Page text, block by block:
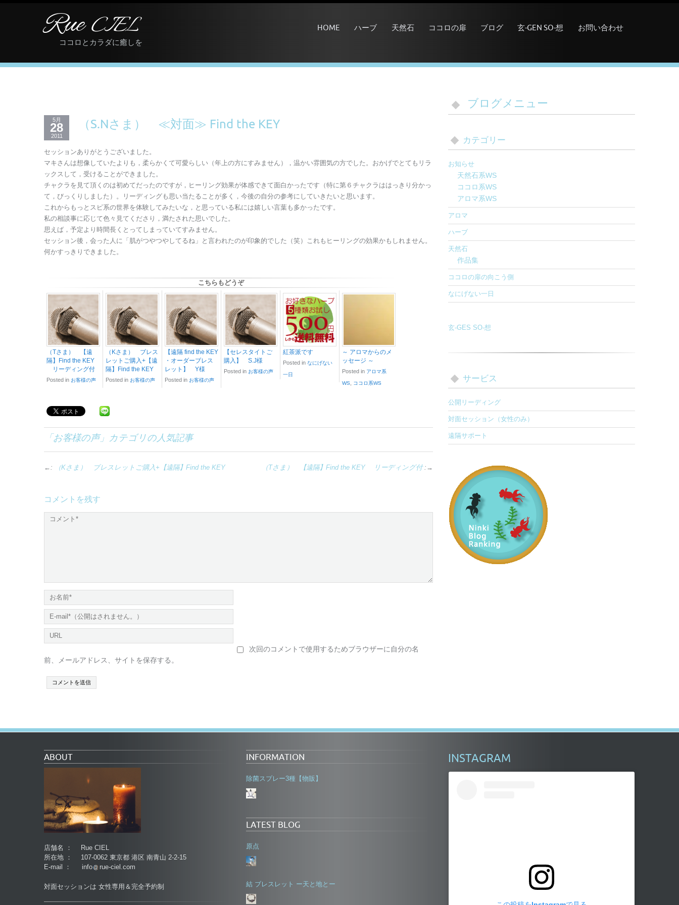
RueCIEL
ココロとカラダに癒しを
HOME ハーブ 天然石 ココロの扉 ブログ 玄-GEN SO-想 お問い合わせ
5月
28
2011
（S.Nさま） ≪対面≫ Find the KEY
セッションありがとうございました。
マキさんは想像していたよりも，柔らかくて可愛らしい（年上の方にすみません），温かい雰囲気の方でした。おかげでとてもリラ
ックスして，受けることができました。
チャクラを見て頂くのは初めてだったのですが，ヒーリング効果が体感できて面白かったです（特に第６チャクラははっきり分かっ
て，びっくりしました）。リーディングも思い当たることが多く，今後の自分の参考にしていきたいと思います。
これからもっとスピ系の世界を体験してみたいな，と思っている私には嬉しい言葉も多かったです。
私の相談事に応じて色々見てくださり，満たされた思いでした。
思えば，予定より時間長くとってしまっていてすみません。
セッション後，会った人に「肌がつやつやしてるね」と言われたのが印象的でした（笑）これもヒーリングの効果かもしれません。
何かすっきりできました。
こちらもどうぞ
（Tさま） 【遠
隔】Find the KEY
リーディング付
Posted in お客様の声
（Kさま） ブレス
レットご購入+【遠
隔】Find the KEY
Posted in お客様の声
【遠隔 find the KEY
・オーダーブレス
レット】 Y様
Posted in お客様の声
【セレスタイトご
購入】 S.J様
Posted in お客様の声
紅茶派です
Posted in なにげない
一日
～ アロマからのメ
ッセージ ～
Posted in アロマ系
WS ココロ系WS
「お客様の声」カテゴリの人気記事
←: （Kさま） ブレスレットご購入+【遠隔】Find the KEY （Tさま） 【遠隔】Find the KEY リーディング付:→
コメントを残す
次回のコメントで使用するためブラウザーに自分の名
前、メールアドレス、サイトを保存する。
ブログメニュー
カテゴリー
お知らせ
天然石系WS
ココロ系WS
アロマ系WS
アロマ
ハーブ
天然石
作品集
ココロの扉の向こう側
なにげない一日
玄-GES SO-想
サービス
公開リーディング
対面セッション（女性のみ）
遠隔サポート
ABOUT
店舗名 ： Rue CIEL
所在地 ： 107-0062 東京都 港区 南青山 2-2-15
E-mail ： info
rue-ciel.com
対面セッションは 女性専用＆完全予約制
INFORMATION
除菌スプレー3種【物販】
LATEST BLOG
原点
結 ブレスレット ー天と地とー
INSTAGRAM